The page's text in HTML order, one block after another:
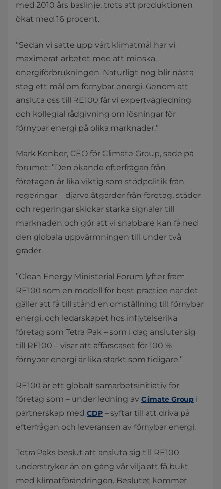
med 2010 års baslinje, trots att produktionen
ökat med 16 procent.
”Sedan vi satte upp vårt klimatmål har vi
maximerat arbetet med att minska
energiförbrukningen. Naturligt nog blir nästa
steg ett mål om förnybar energi. Genom att
ansluta oss till RE100 får vi expertvägledning
och kollegial rådgivning om lösningar för
förnybar energi på olika marknader.”
Mark Kenber, CEO för Climate Group, sade på
forumet: ”Den ökande efterfrågan från
företagen är lika viktig som stödpolitik från
regeringar – djärva åtgärder från företag, städer
och regeringar skickar starka signaler till
marknaden och gör att vi snabbare kan få ned
den globala uppvärmningen till under två
grader.
”Clean Energy Ministerial Forum lyfter fram
RE100 som en modell för best practice när det
gäller att få till stånd en omställning till förnybar
energi, och ledarskapet hos inflytelserika
företag som Tetra Pak – som i dag ansluter sig
till RE100 – visar att affärscaset för 100 %
förnybar energi är lika starkt som tidigare.”
RE100 är ett globalt samarbetsinitiativ för
företag som – under ledning av Climate Group i
partnerskap med CDP – syftar till att driva på
efterfrågan och leveransen av förnybar energi.
​Tetra Paks beslut att ansluta sig till RE100
understryker än en gång vår vilja att få bukt
med klimatförändringen. Beslutet kommer